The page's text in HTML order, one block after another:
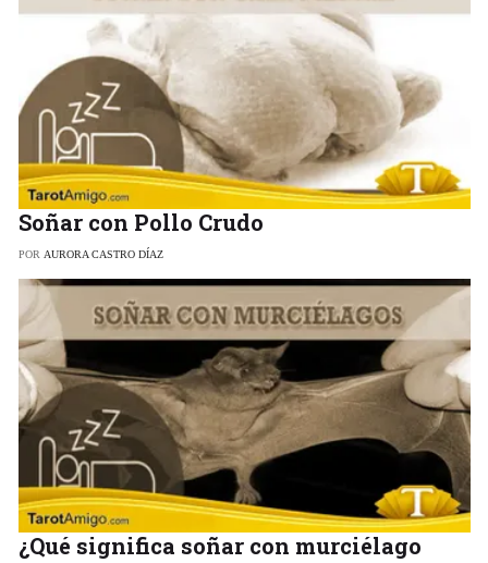
Soñar con Pollo Crudo
POR AURORA CASTRO DÍAZ
¿Qué significa soñar con murciélago